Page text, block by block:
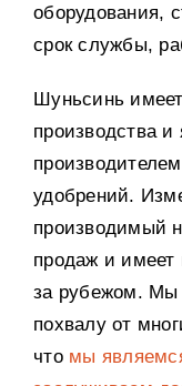
оборудования,
срок службы,
Шуньсинь
производства
удобрений.
производимый
продаж и имеет
за рубежом. Мы
похвалу от
что мы